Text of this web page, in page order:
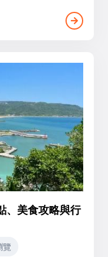
、美食攻略與行
覽